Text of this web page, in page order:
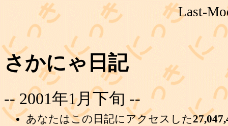
Last-
さかにゃ日記
-- 2001年1月下旬 --
あなたはこの日記にアクセスした